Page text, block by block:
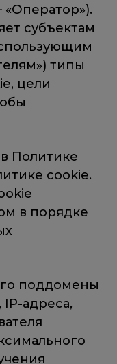
субъектам
типы
цели
Политике
cookie.
в порядке
поддомены
адреса,